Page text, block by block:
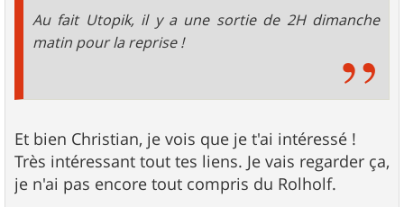
Au fait Utopik, il y a une sortie de 2H dimanche
matin pour la reprise !
Et bien Christian, je vois que je t'ai intéressé !
Très intéressant tout tes liens. Je vais regarder ça,
je n'ai pas encore tout compris du Rolholf.